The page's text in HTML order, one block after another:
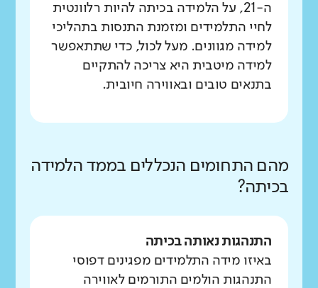
ה-21, על הלמידה בכיתה להיות רלוונטית
לחיי התלמידים ומזמנת התנסות בתהליכי
למידה מגוונים. מעל לכול, כדי שתתאפשר
למידה מיטבית היא צריכה להתקיים
בתנאים טובים ובאווירה חיובית.
מהם התחומים הנכללים בממד הלמידה
בכיתה?
התנהגות נאותה בכיתה
באיזו מידה התלמידים מפגינים דפוסי
התנהגות הולמים התורמים לאווירה